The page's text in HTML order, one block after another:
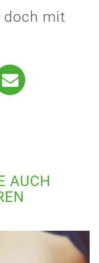
doch mit
AUCH